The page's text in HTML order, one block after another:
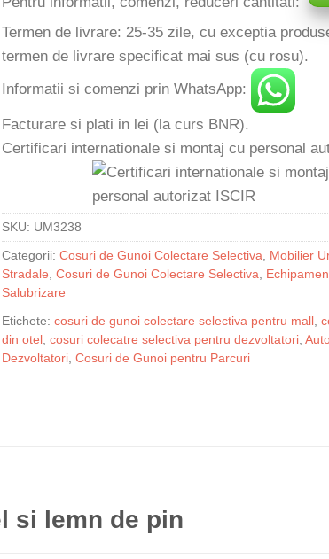
Termen de livrare: 25-35 zile, cu exceptia
termen de livrare specificat mai sus (cu rosu).
Informatii si comenzi prin WhatsApp:
Facturare si plati in lei (la curs BNR).
Certificari internationale si montaj cu personal
SKU: UM3238
Categorii: Cosuri de Gunoi Colectare Selectiva, Mobilier
Stradale, Cosuri de Gunoi Colectare Selectiva,
Salubrizare
Etichete: cosuri de gunoi colectare selectiva pentru mall ,
din otel , cosuri colecatre selectiva pentru dezvoltatori,
Dezvoltatori, Cosuri de Gunoi pentru Parcuri
si lemn de pin